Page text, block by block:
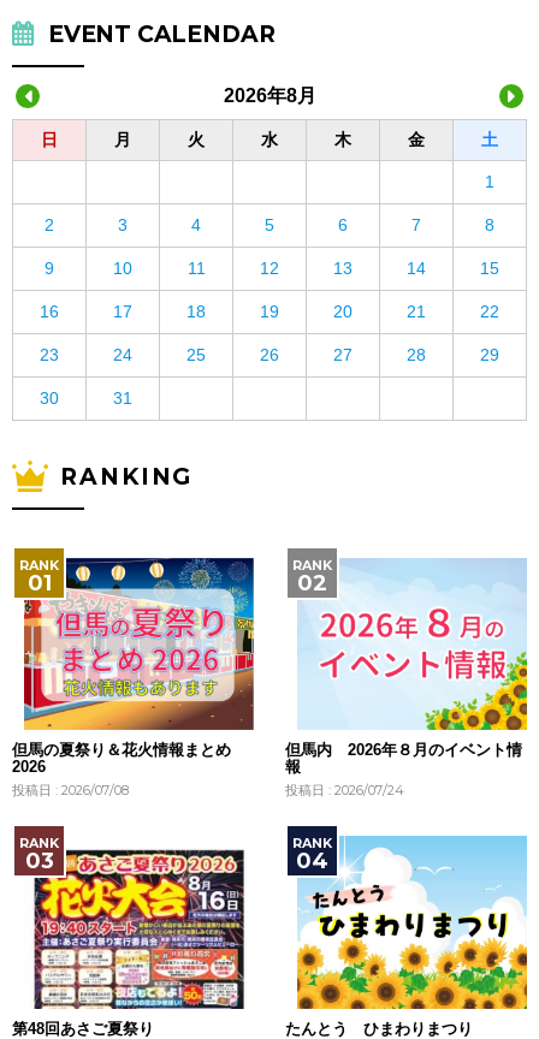
EVENT CALENDAR
2026年8月
日 月 火 水 木 金 土
1
2 3 4 5 6 7 8
9 10 11 12 13 14 15
16 17 18 19 20 21 22
23 24 25 26 27 28 29
30 31
RANKING
但馬の夏祭り＆花火情報まとめ
2026
投稿日 : 2026/07/08
但馬内 2026年８月のイベント情
報
投稿日 : 2026/07/24
第48回あさご夏祭り たんとう ひまわりまつり